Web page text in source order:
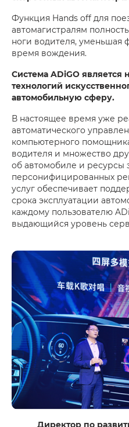
Функция Hands off для
автомагистралям
ноги водителя, уменьшая
время вождения.
Система ADiGO
технологий
автомобильную сферу.
В настоящее время уже
автоматического
компьютерного
водителя и множество
об автомобиле и ресурсы
персонифицированных
услуг обеспечивает
срока эксплуатации
каждому пользователю
выдающийся уровень
Директор по